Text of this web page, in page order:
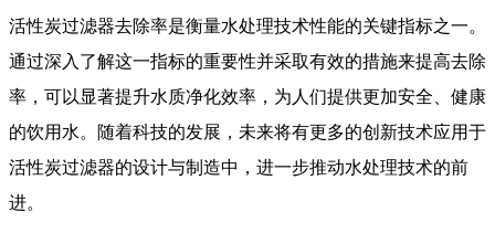
活性炭过滤器去除率是衡量水处理技术性能的关键指标之一。
通过深入了解这一指标的重要性并采取有效的措施来提高去除
率，可以显著提升水质净化效率，为人们提供更加安全、健康
的饮用水。随着科技的发展，未来将有更多的创新技术应用于
活性炭过滤器的设计与制造中，进一步推动水处理技术的前
进。